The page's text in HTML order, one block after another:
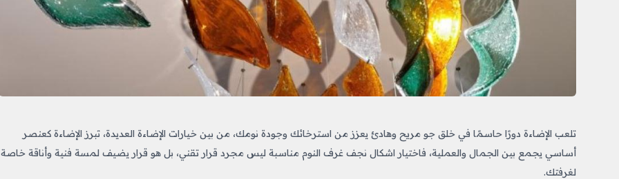
تلعب الإضاءة دورًا حاسمًا في خلق جو مريح وهادئ يعزز من استرخائك وجودة نومك، من بين خيارات الإضاءة العديدة، تبرز الإضاءة كعنصر
أساسي يجمع بين الجمال والعملية، فاختيار اشكال نجف غرف النوم مناسبة ليس مجرد قرار تقني، بل هو قرار يضيف لمسة فنية وأناقة خاصة
لغرفتك.